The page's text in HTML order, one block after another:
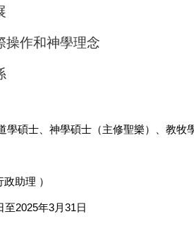
操作和神學理念
碩士、神學碩士（主修聖樂）、教牧
政助理 ）
至2025年3月31日